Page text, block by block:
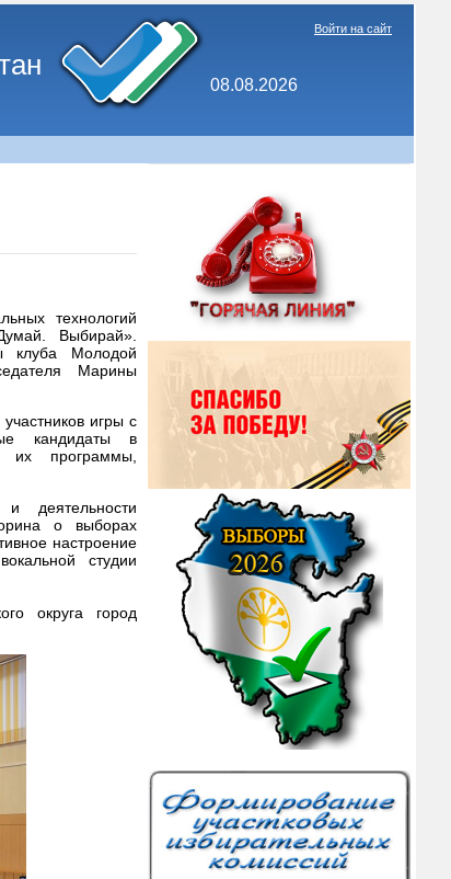
08.08.2026
Войти на сайт
технологий
Выбирай».
клуба Молодой
Марины
игры с
кандидаты в
их программы,
деятельности
о выборах
настроение
студии
округа город